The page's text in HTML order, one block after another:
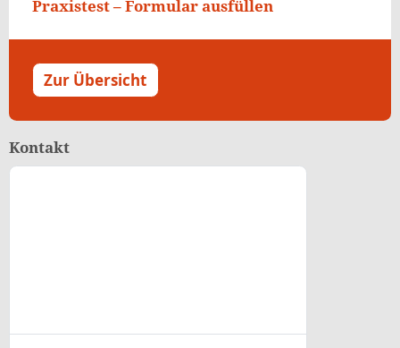
Praxistest – Formular ausfüllen
Zur Übersicht
Kontakt